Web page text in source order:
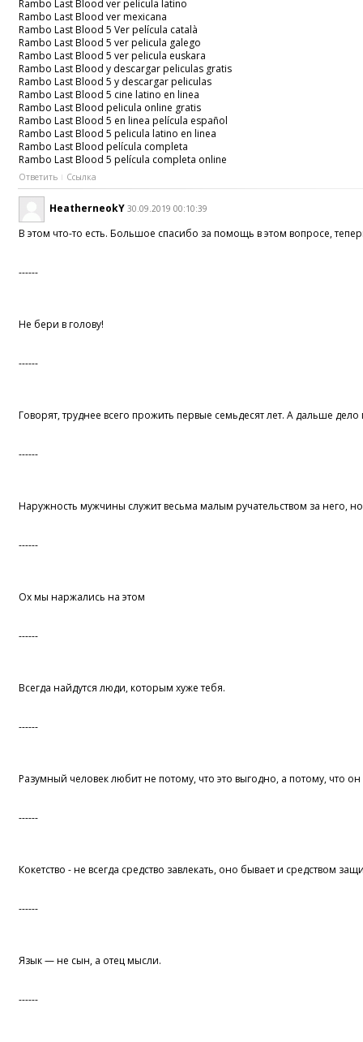
Rambo Last Blood ver pelicula latino
Rambo Last Blood ver mexicana
Rambo Last Blood 5 Ver película català
Rambo Last Blood 5 ver pelicula galego
Rambo Last Blood 5 ver pelicula euskara
Rambo Last Blood y descargar peliculas gratis
Rambo Last Blood 5 y descargar peliculas
Rambo Last Blood 5 cine latino en linea
Rambo Last Blood pelicula online gratis
Rambo Last Blood 5 en linea película español
Rambo Last Blood 5 pelicula latino en linea
Rambo Last Blood película completa
Rambo Last Blood 5 película completa online
Ответить Ссылка
HeatherneokY 30.09.2019 00:10:39
В этом что-то есть. Большое спасибо за помощь в этом вопросе,
------
Не бери в голову!
------
Говорят, труднее всего прожить первые семьдесят лет. А дальше дело
------
Наружность мужчины служит весьма малым ручательством за него,
------
Ох мы наржались на этом
------
Вcегда найдутся люди, которым хуже тебя.
------
Разумный человек любит не потому, что это выгодно, а потому, что
------
Кокетство - не всегда средство завлекать, оно бывает и средством
------
Язык — не сын, а отец мысли.
------